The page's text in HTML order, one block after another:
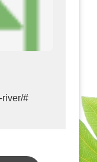
river/#